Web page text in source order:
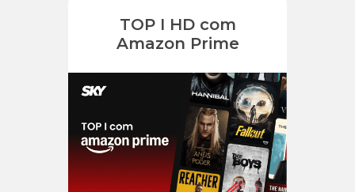
TOP I HD com
Amazon Prime